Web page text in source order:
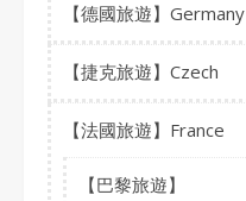
【德國旅遊】Germany
【捷克旅遊】Czech
【法國旅遊】France
【巴黎旅遊】